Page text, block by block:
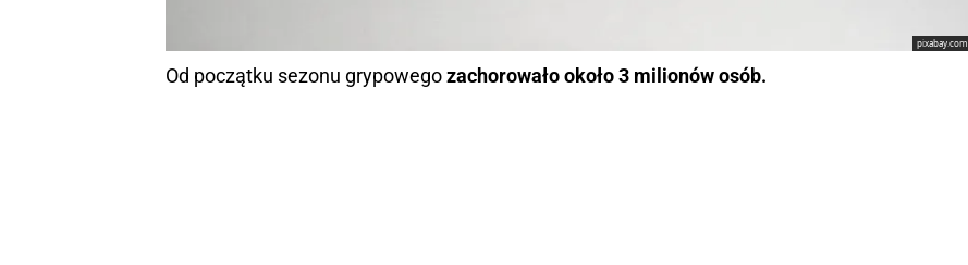
pixabay.com
Od początku sezonu grypowegozachorowało około 3 milionów osób.